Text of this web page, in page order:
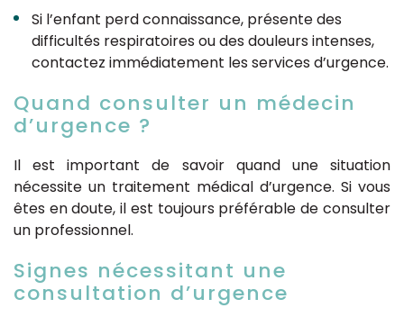
Si l’enfant perd connaissance, présente des
difficultés respiratoires ou des douleurs intenses,
contactez immédiatement les services d’urgence.
Quand consulter un médecin
d’urgence ?
Il est important de savoir quand une situation
nécessite un traitement médical d’urgence. Si vous
êtes en doute, il est toujours préférable de consulter
un professionnel.
Signes nécessitant une
consultation d’urgence